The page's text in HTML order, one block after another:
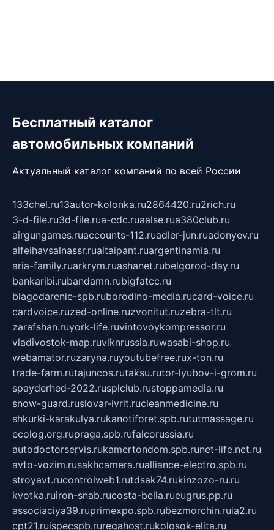
Бесплатный каталог
автомобильных компаний
Актуальный каталог компаний по всей России
133chel.ru13autor-kolonka.ru2864420.ru2rich.ru
3-d-file.ru3d-file.rua-cdc.ruaalse.rua380club.ru
airgungames.ruaccounts-112.ruadler-jun.ruadonyev.ru
alfeihavsalnassr.rualtaipant.ruargentinamia.ru
aria-family.ruarkrym.ruashanet.rubelgorod-day.ru
bankaribi.rubandamn.rubigfatcc.ru
blagodarenie-spb.ruborodino-media.rucard-voice.ru
cardvoice.ruzed-online.ruzvonitut.ruzebra-tlt.ru
zarafshan.ruyork-life.ruvintovoykompressor.ru
vladivostok-map.ruvlknrussia.ruwasabi-shop.ru
webamator.ruzaryna.ruyoutubefree.rux-ton.ru
trade-farm.rutajuncos.rutaksu.rutor-lyubov-i-grom.ru
spayderhed-2022.rusplclub.rustoppamedia.ru
snow-guard.ruslovar-ivrit.rucleanmedicine.ru
shkurki-karakulya.rukanotiforet.spb.rututmassage.ru
ecolog.org.rupraga.spb.rufalcorussia.ru
autodoctorservis.rukamertondom.spb.runet-life.net.ru
avto-vozim.rusakhcamera.rualliance-electro.spb.ru
stroyavt.rucontrolweb1.rutdsak74.rukinzozo-ru.ru
kvotka.ruiron-snab.rucosta-bella.rueugrus.pp.ru
associaciya39.ruprimexpo.spb.rubezmorchin.ruia2.ru
cpt21.ruispecspb.ruregahost.rukolosok-elita.ru